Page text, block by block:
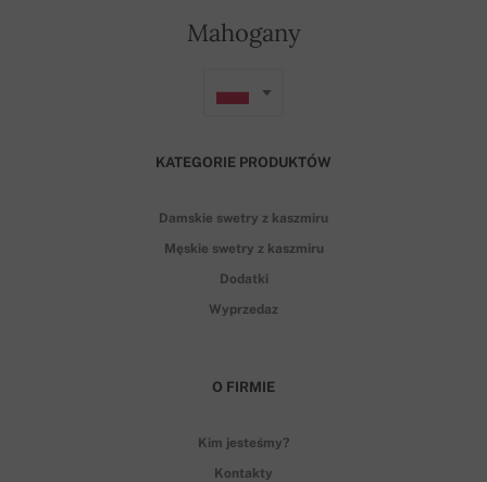
Mahogany
KATEGORIE PRODUKTÓW
Damskie swetry z kaszmiru
Męskie swetry z kaszmiru
Dodatki
Wyprzedaz
O FIRMIE
Kim jesteśmy?
Kontakty